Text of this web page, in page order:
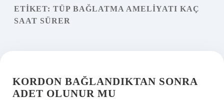
Yasal Uyarı
ETIKET: TÜP BAĞLATMA AMELIYATI KAÇ
SAAT SÜRER
KORDON BAĞLANDIKTAN SONRA
ADET OLUNUR MU